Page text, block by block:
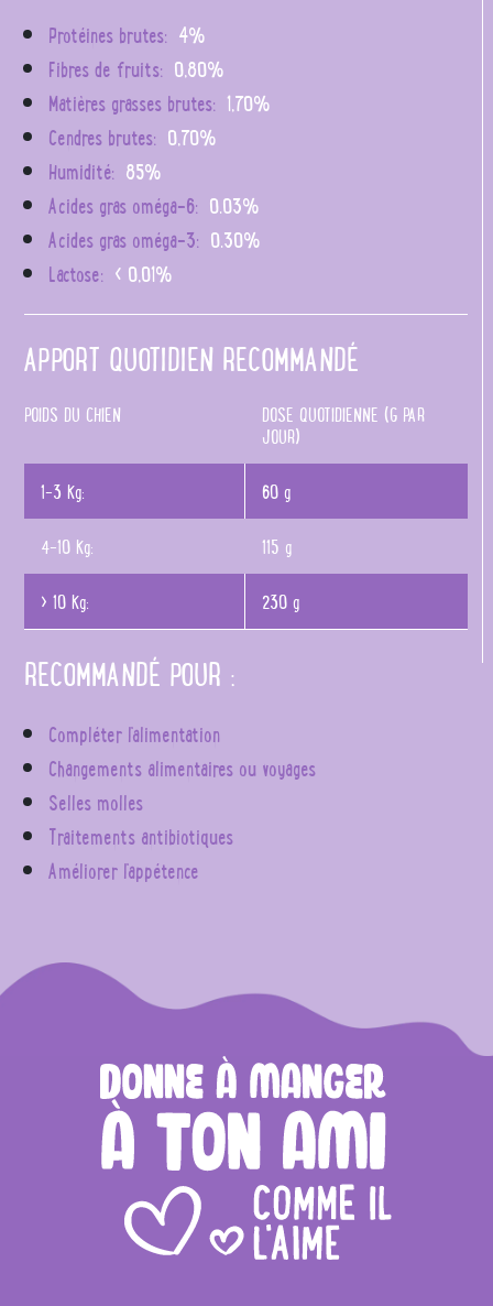
Protéines brutes: 4%
Fibres de fruits: 0,80%
Matières grasses brutes: 1,70%
Cendres brutes: 0,70%
Humidité: 85%
Acides gras oméga-6: 0.03%
Acides gras oméga-3: 0.30%
Lactose: < 0,01%
APPORT QUOTIDIEN RECOMMANDÉ
POIDS DU CHIEN DOSE QUOTIDIENNE (G PAR
JOUR)
1-3 Kg:
60 g
4-10 Kg:
115 g
> 10 Kg:
230 g
RECOMMANDÉ POUR :
Compléter l'alimentation
Changements alimentaires ou voyages
Selles molles
Traitements antibiotiques
Améliorer l'appétence